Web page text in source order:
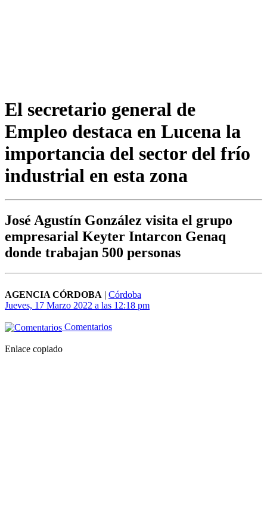
El secretario general de
Empleo destaca en Lucena la
importancia del sector del frío
industrial en esta zona
José Agustín González visita el grupo
empresarial Keyter Intarcon Genaq
donde trabajan 500 personas
AGENCIA CÓRDOBA | Córdoba
Jueves, 17 Marzo 2022 a las 12:18 pm
Comentarios
Enlace copiado